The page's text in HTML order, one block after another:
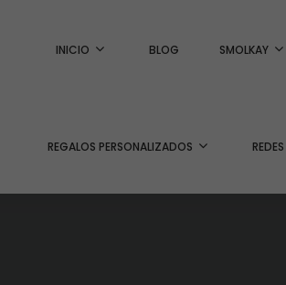
INICIO BLOG SMOLKAY
REGALOS PERSONALIZADOS